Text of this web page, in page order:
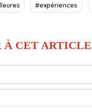
#expériences